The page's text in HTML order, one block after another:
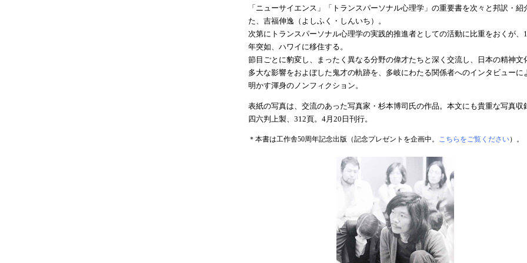
「ニューサイエンス」「トランスパーソナル心理学」の重要書を次々と邦訳・紹
た、吉福伸逸（よしふく・しんいち）。
次第にトランスパーソナル心理学の実践的推進者としての活動に比重をおくが、
年突如、ハワイに移住する。
節目ごとに豹変し、まったく異なる分野の偉才たちと深く交流し、日本の精神文
多大な影響をおよぼした鬼才の軌跡を、多岐にわたる関係者へのインタビューに
明かす渾身のノンフィクション。
表紙の写真は、交流のあった写真家・杉本博司氏の作品。本文にも貴重な写真収
四六判上製、312頁。4月20日刊行。
＊本書は工作舎50周年記念出版（記念プレゼントを企画中。 こちらをご覧ください）。